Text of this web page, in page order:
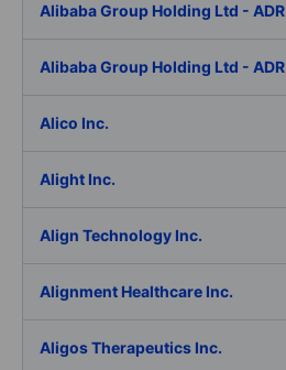
Alibaba Group Holding Ltd - ADR
Alibaba Group Holding Ltd - ADR
Alico Inc.
Alight Inc.
Align Technology Inc.
Alignment Healthcare Inc.
Aligos Therapeutics Inc.